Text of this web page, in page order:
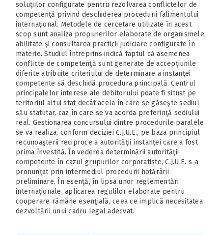
soluţiilor configurate pentru rezolvarea conflictelor de
competenţă privind deschiderea procedurii falimentului
internaţional. Metodele de cercetare utilizate în acest
scop sunt analiza propunerilor elaborate de organismele
abilitate şi consultarea practicii judiciare configurate în
materie. Studiul întreprins indică faptul că asemenea
conflicte de competenţă sunt generate de accepţiunile
diferite atribuite criteriului de determinare a instanţei
competente să deschidă procedura principală. Centrul
principalelor interese ale debitorului poate fi situat pe
teritoriul altui stat decât acela în care se găseşte sediul
său statutar, caz în care se va acorda preferinţă sediului
real. Gestionarea concursului dintre procedurile paralele
se va realiza, conform deciziei C.J.U.E., pe baza principiul
recunoaşterii reciproce a autorităţii instanţei care a fost
prima învestită. În vederea determinării autorităţii
competente în cazul grupurilor corporatiste, C.J.U.E. s-a
pronunţat prin intermediul procedurii hotărârii
preliminare. În esenţă, în lipsa unor reglementări
internaţionale, aplicarea regulilor elaborate pentru
cooperare rămâne esenţială, ceea ce implică necesitatea
dezvoltării unui cadru legal adecvat.